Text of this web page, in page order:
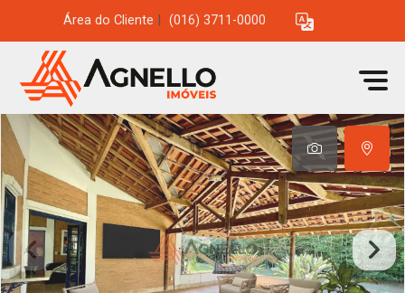
Área do Cliente (016) 3711-0000